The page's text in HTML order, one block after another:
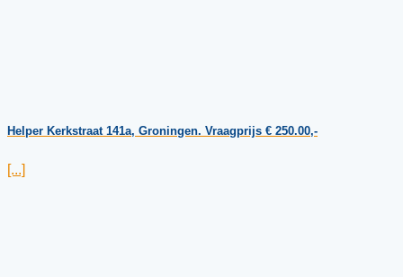
Helper Kerkstraat 141a, Groningen. Vraagprijs € 250.00,-
[...]